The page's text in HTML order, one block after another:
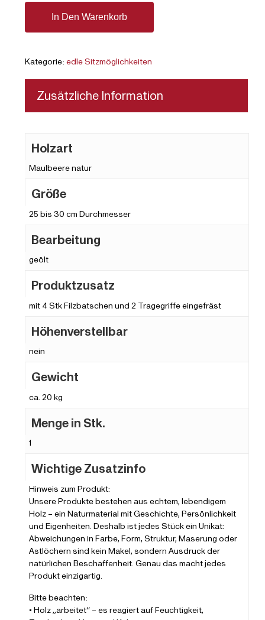
In Den Warenkorb
Kategorie: edle Sitzmöglichkeiten
Zusätzliche Information
Holzart
Maulbeere natur
Größe
25 bis 30 cm Durchmesser
Bearbeitung
geölt
Produktzusatz
mit 4 Stk Filzbatschen und 2 Tragegriffe eingefräst
Höhenverstellbar
nein
Gewicht
ca. 20 kg
Menge in Stk.
1
Wichtige Zusatzinfo
Hinweis zum Produkt:
Unsere Produkte bestehen aus echtem, lebendigem
Holz – ein Naturmaterial mit Geschichte, Persönlichkeit
und Eigenheiten. Deshalb ist jedes Stück ein Unikat:
Abweichungen in Farbe, Form, Struktur, Maserung oder
Astlöchern sind kein Makel, sondern Ausdruck der
natürlichen Beschaffenheit. Genau das macht jedes
Produkt einzigartig.
Bitte beachten:
• Holz „arbeitet“ – es reagiert auf Feuchtigkeit,